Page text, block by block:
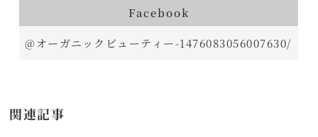
Facebook
@オーガニックビューティー-1476083056007630/
関連記事